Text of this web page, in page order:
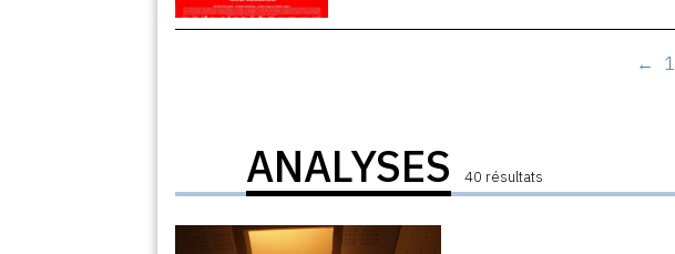
← 1
ANALYSES 40 résultats